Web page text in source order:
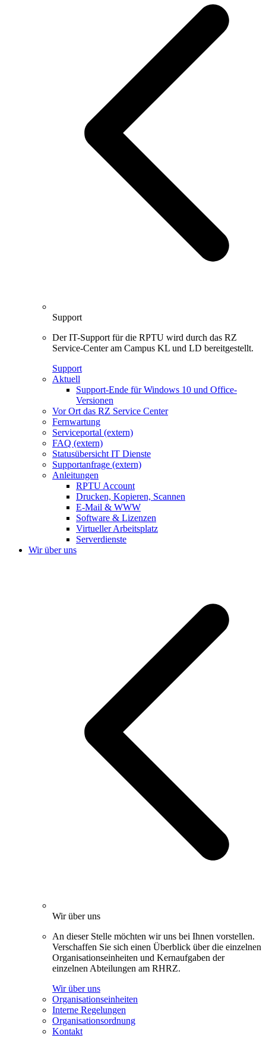
Support
Der IT-Support für die RPTU wird durch das RZ
Service-Center am Campus KL und LD bereitgestellt.
Support
Aktuell
Support-Ende für Windows 10 und Office-
Versionen
Vor Ort das RZ Service Center
Fernwartung
Serviceportal (extern)
FAQ (extern)
Statusübersicht IT Dienste
Supportanfrage (extern)
Anleitungen
RPTU Account
Drucken, Kopieren, Scannen
E-Mail & WWW
Software & Lizenzen
Virtueller Arbeitsplatz
Serverdienste
Wir über uns
Wir über uns
An dieser Stelle möchten wir uns bei Ihnen vorstellen.
Verschaffen Sie sich einen Überblick über die einzelnen
Organisationseinheiten und Kernaufgaben der
einzelnen Abteilungen am RHRZ.
Wir über uns
Organisationseinheiten
Interne Regelungen
Organisationsordnung
Kontakt